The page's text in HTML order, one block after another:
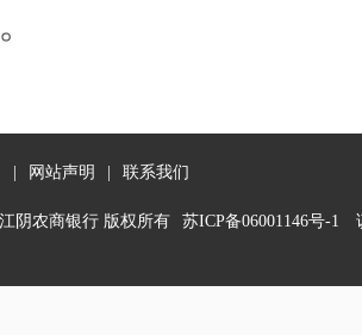
网站声明 联系我们
阴农商银行 版权所有 苏ICP备06001146号-1